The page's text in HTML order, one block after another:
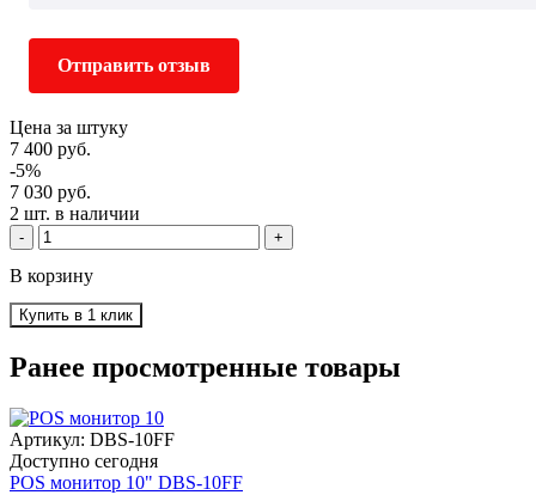
Отправить отзыв
Цена за штуку
7 400 руб.
-5%
7 030 руб.
2 шт. в наличии
- +
В корзину
Купить в 1 клик
Ранее просмотренные товары
Артикул: DBS-10FF
Доступно сегодня
POS монитор 10" DBS-10FF